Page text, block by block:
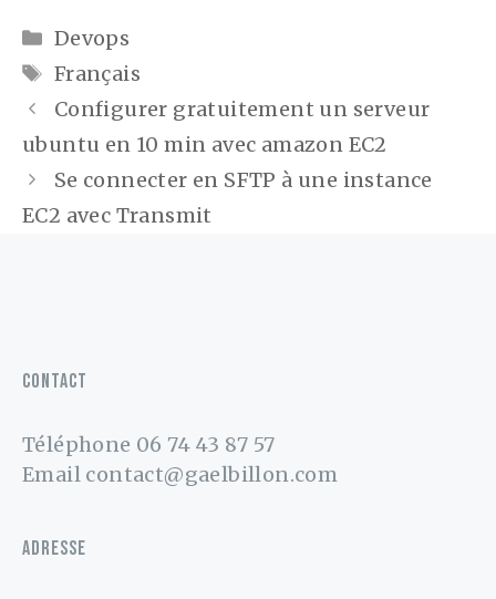
Catégories
Devops
Étiquettes
Français
Navigation
des
Configurer gratuitement un serveur
ubuntu en 10 min avec amazon EC2
Se connecter en SFTP à une instance
EC2 avec Transmit
CONTACT
Téléphone 06 74 43 87 57
Email contact@gaelbillon.com
ADRESSE